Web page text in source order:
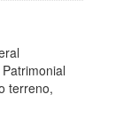
terreno,